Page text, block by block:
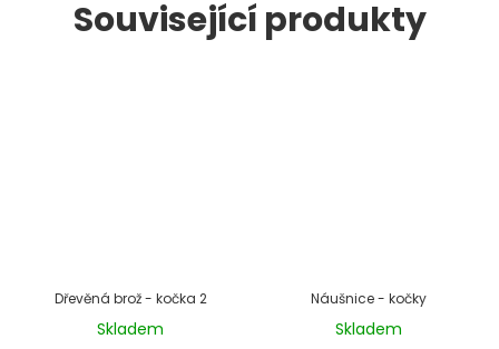
Související produkty
Dřevěná brož - kočka 2
PrůměrnéSkladem
Náušnice - kočky
PrůměrnéSkladem